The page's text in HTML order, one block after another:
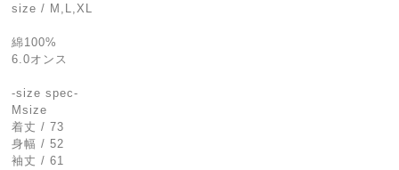
size / M,L,XL
綿100%
6.0オンス
-size spec-
Msize
着丈 / 73
身幅 / 52
袖丈 / 61